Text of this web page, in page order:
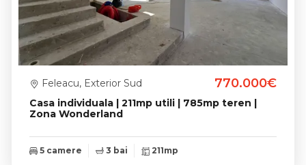
Casa individuala | 211mp utili | 785mp teren |
Zona Wonderland
Feleacu, Exterior Sud 770.000€
5 camere 3 bai 211mp